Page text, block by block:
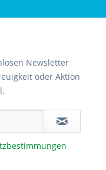
Newsletter
oder Aktion